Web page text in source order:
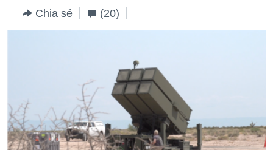
hướng
chính
MỤC
NGƯỜI VIỆT HẢI NGOẠI
ĐỜI SỐNG
KINH TẾ
KHOA HỌC
CHUYÊN ĐỀ
HÀNH TRÌNH BẦU CỬ 2024
MỘT NĂM CHIẾN TRANH TẠI DẢI GAZA
GIẢI MÃ VÀNH ĐAI & CON ĐƯỜNG
NGHE
MẠNG XÃ HỘI
Chia sẻ (20)